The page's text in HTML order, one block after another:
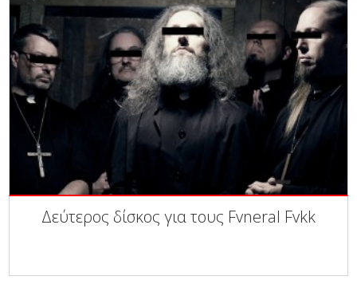
Δεύτερος δίσκος για τους Fvneral Fvkk